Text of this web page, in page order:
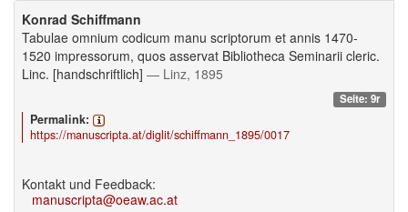
Konrad Schiffmann
Tabulae omnium codicum manu scriptorum et annis 1470-
1520 impressorum, quos asservat Bibliotheca Seminarii cleric.
Linc. [handschriftlich] — Linz, 1895
Seite: 9r
Permalink:
https://manuscripta.at/diglit/schiffmann_1895/0017
Kontakt und Feedback:
manuscripta@oeaw.ac.at